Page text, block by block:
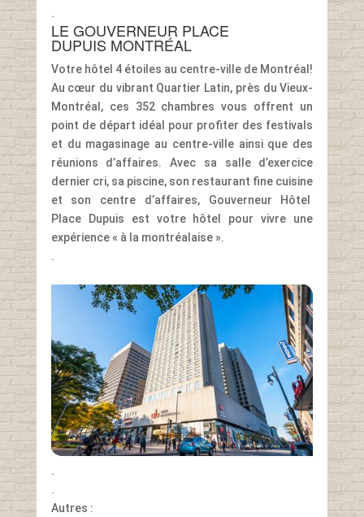
.
LE GOUVERNEUR PLACE
DUPUIS MONTRÉAL
Votre hôtel 4 étoiles au centre-ville de Montréal!
Au cœur du vibrant Quartier Latin, près du Vieux-
Montréal, ces 352 chambres vous offrent un
point de départ idéal pour profiter des festivals
et du magasinage au centre-ville ainsi que des
réunions d’affaires. Avec sa salle d’exercice
dernier cri, sa piscine, son restaurant fine cuisine
et son centre d’affaires, Gouverneur Hôtel
Place Dupuis est votre hôtel pour vivre une
expérience « à la montréalaise ».
.
.
.
Autres :